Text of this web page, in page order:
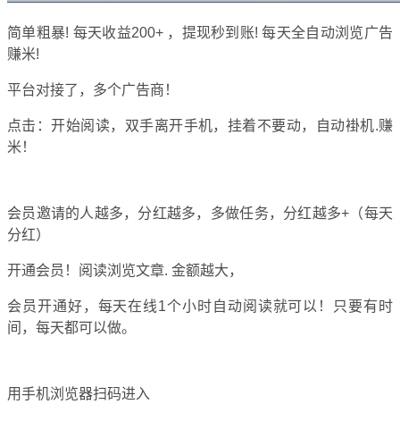
简单粗暴! 每天收益200+ ，提现秒到账! 每天全自动浏览广告
赚米!
平台对接了，多个广告商！
点击：开始阅读，双手离开手机，挂着不要动，自动褂机.赚
米！
会员邀请的人越多，分红越多，多做任务，分红越多+（每天
分红）
开通会员！阅读浏览文章. 金额越大，
会员开通好，每天在线1个小时自动阅读就可以！只要有时
间，每天都可以做。
用手机浏览器扫码进入